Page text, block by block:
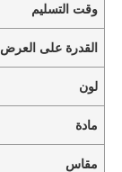
وقت التسليم
القدرة على العرض
لون
مادة
مقاس